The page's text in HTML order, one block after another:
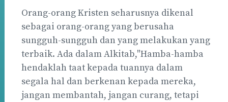
Orang-orang Kristen seharusnya dikenal
sebagai orang-orang yang berusaha
sungguh-sungguh dan yang melakukan yang
terbaik. Ada dalam Alkitab,"Hamba-hamba
hendaklah taat kepada tuannya dalam
segala hal dan berkenan kepada mereka,
jangan membantah, jangan curang, tetapi